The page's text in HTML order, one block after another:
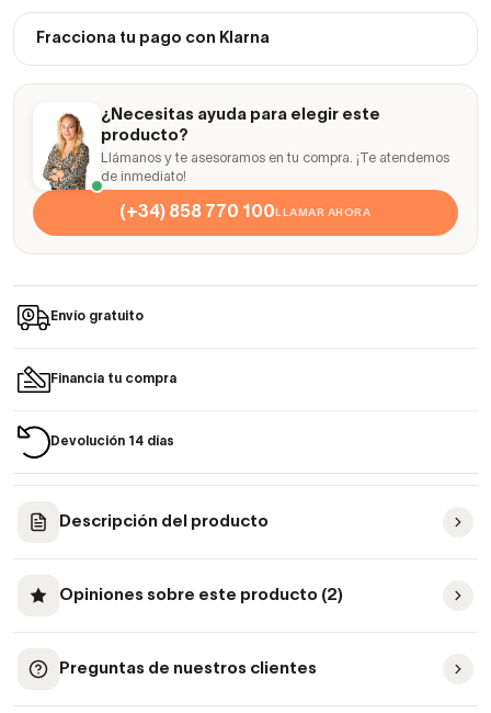
Fracciona tu pago con Klarna
¿Necesitas ayuda para elegir este
producto?
Llámanos y te asesoramos en tu compra. ¡Te atendemos
de inmediato!
(+34) 858 770 100LLAMAR AHORA
Envío gratuito
Financia tu compra
Devolución 14 días
Descripción del producto
Opiniones sobre este producto (2)
Preguntas de nuestros clientes